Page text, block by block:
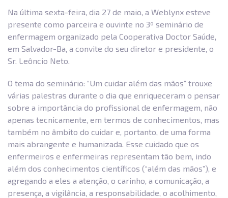
Na última sexta-feira, dia 27 de maio, a Weblynx esteve
presente como parceira e ouvinte no 3º seminário de
enfermagem organizado pela Cooperativa Doctor Saúde,
em Salvador-Ba, a convite do seu diretor e presidente, o
Sr. Leôncio Neto.
O tema do seminário: “Um cuidar além das mãos” trouxe
várias palestras durante o dia que enriqueceram o pensar
sobre a importância do profissional de enfermagem, não
apenas tecnicamente, em termos de conhecimentos, mas
também no âmbito do cuidar e, portanto, de uma forma
mais abrangente e humanizada. Esse cuidado que os
enfermeiros e enfermeiras representam tão bem, indo
além dos conhecimentos científicos (“além das mãos”), e
agregando a eles a atenção, o carinho, a comunicação, a
presença, a vigilância, a responsabilidade, o acolhimento,